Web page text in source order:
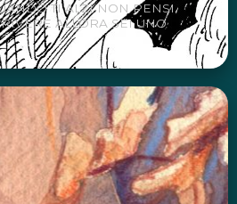
TI ALZI NON PENSI
ALLORA SEI UNO